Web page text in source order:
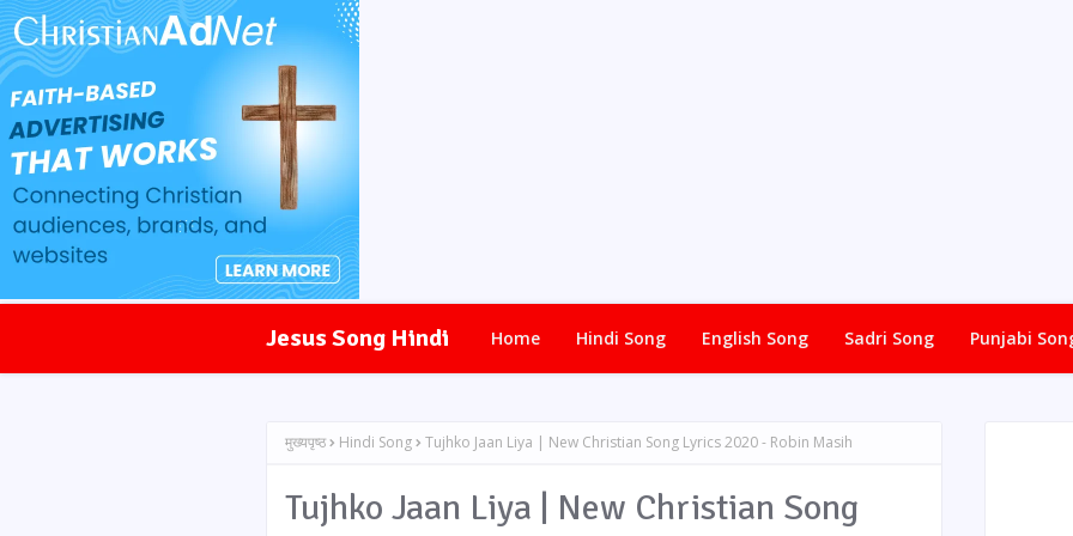
Jesus Song Hindi Home Hindi Song English Song Sadri Song Punjabi
मुख्यपृष्ठ Hindi Song Tujhko Jaan Liya | New Christian Song Lyrics 2020 - Robin Masih
Tujhko Jaan Liya | New Christian Song